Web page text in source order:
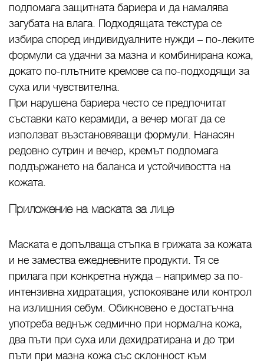
подпомага защитната бариера и да намалява
загубата на влага. Подходящата текстура се
избира според индивидуалните нужди – по-леките
формули са удачни за мазна и комбинирана кожа,
докато по-плътните кремове са по-подходящи за
суха или чувствителна.
При нарушена бариера често се предпочитат
съставки като керамиди, а вечер могат да се
използват възстановяващи формули. Нанасян
редовно сутрин и вечер, кремът подпомага
поддържането на баланса и устойчивостта на
кожата.
Приложение на маската за лице
Маската е допълваща стъпка в грижата за кожата
и не замества ежедневните продукти. Тя се
прилага при конкретна нужда – например за по-
интензивна хидратация, успокояване или контрол
на излишния себум. Обикновено е достатъчна
употреба веднъж седмично при нормална кожа,
два пъти при суха или дехидратирана и до три
пъти при мазна кожа със склонност към